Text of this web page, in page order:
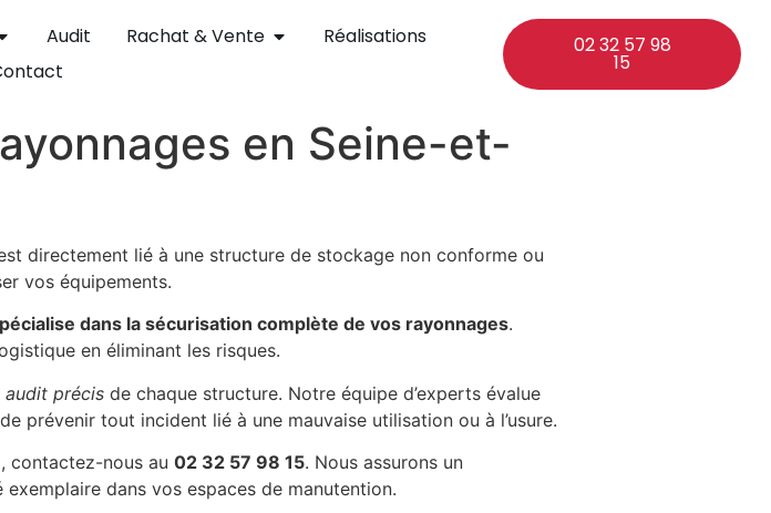
Audit Rachat & Vente
Réalisations
02 32 57 98
15
en Seine-et-
directement lié à une structure de stockage non conforme ou
vos équipements.
dans la sécurisation complète de vos rayonnages.
en éliminant les risques.
audit précis de chaque structure. Notre équipe d’experts évalue
prévenir tout incident lié à une mauvaise utilisation ou à l’usure.
, contactez-nous au 02 32 57 98 15. Nous assurons un
dans vos espaces de manutention.